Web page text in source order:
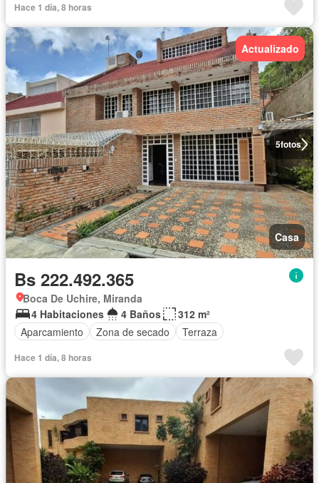
Hace 1 día, 8 horas
5fotos
Actualizado
Casa
Bs 222.492.365
Boca De Uchire, Miranda
4 Habitaciones
4 Baños
312 m²
Aparcamiento
Zona de secado Terraza
Hace 1 día, 8 horas